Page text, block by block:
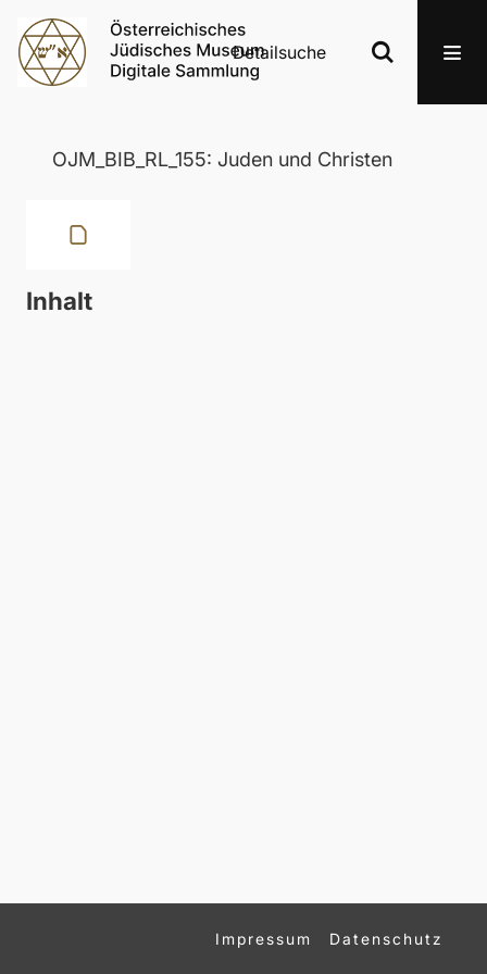
Detailsuche
OJM_BIB_RL_155: Juden und Christen
Inhalt
Impressum Datenschutz